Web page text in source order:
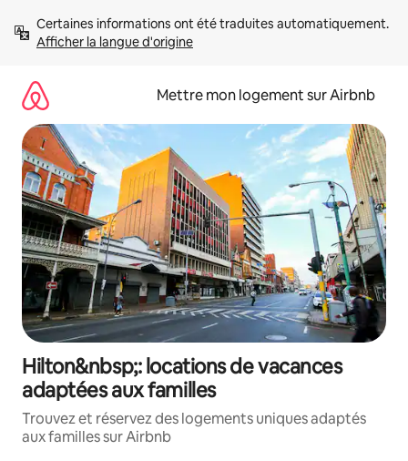
directement
Afficher la langue d'origine
Mettre mon logement sur Airbnb
Hilton&nbsp;: locations de vacances
adaptées aux familles
Trouvez et réservez des logements uniques adaptés
aux familles sur Airbnb